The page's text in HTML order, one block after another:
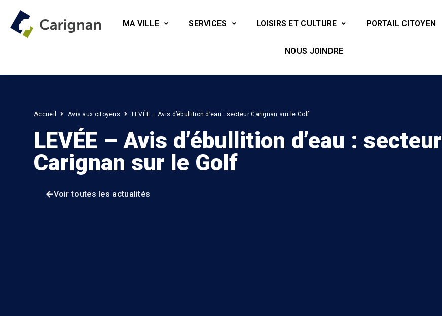
MA VILLE SERVICES LOISIRS ET CULTURE PORTAIL CITOYEN
NOUS JOINDRE
Accueil Avis aux citoyens LEVÉE – Avis d’ébullition d’eau : secteur Carignan sur le Golf
LEVÉE – Avis d’ébullition d’eau : secteur
Carignan sur le Golf
Voir toutes les actualités